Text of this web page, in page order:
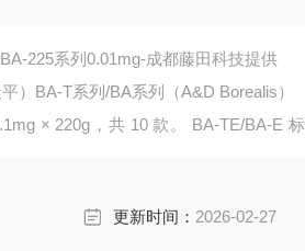
225系列0.01mg-成都藤田科技提供
）BA-T系列/BA系列（A&D Borealis）
× 220g，共 10 款。 BA-TE/BA-E
更新时间： 2026-02-27